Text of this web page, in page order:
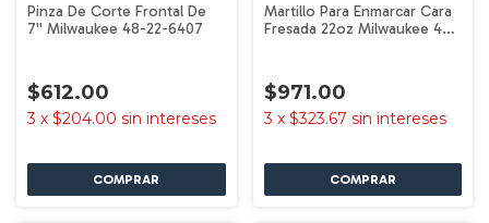
Pinza De Corte Frontal De
7'' Milwaukee 48-22-6407
$612.00
3 x $204.00 sin intereses
Martillo Para Enmarcar Cara
Fresada 22oz Milwaukee 48-
$971.00
3 x $323.67 sin intereses